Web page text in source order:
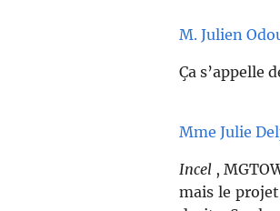
M. Julien
Ça s’appelle
Mme Julie
Incel ,
mais le